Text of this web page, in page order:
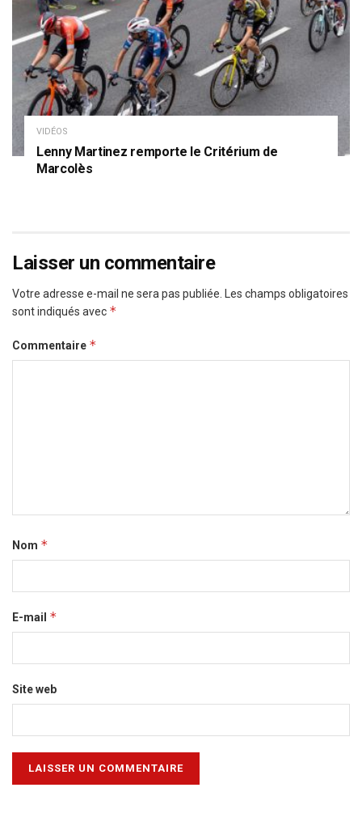
VIDÉOS
Lenny Martinez remporte le Critérium de
Marcolès
Laisser un commentaire
Votre adresse e-mail ne sera pas publiée. Les champs obligatoires
sont indiqués avec *
Commentaire *
Nom *
E-mail *
Site web